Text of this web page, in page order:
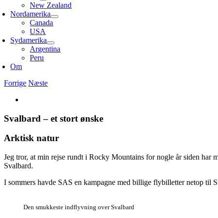
New Zealand
Nordamerika
Canada
USA
Sydamerika
Argentina
Peru
Om
Forrige Næste
billede
Svalbard – et stort ønske
Arktisk natur
Jeg tror, at min rejse rundt i Rocky Mountains for nogle år siden har
Svalbard.
I sommers havde SAS en kampagne med billige flybilletter netop
Den smukkeste indflyvning over Svalbard